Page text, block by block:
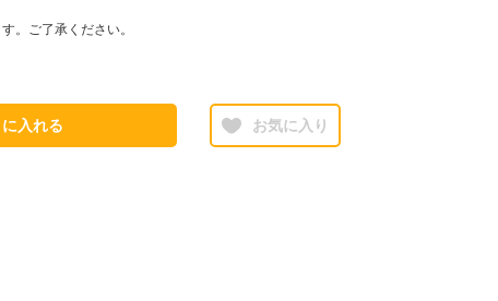
。ご了承ください。
入れる お気に入り